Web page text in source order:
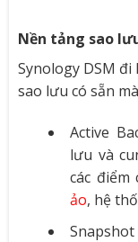
Nền tảng sao
Synology DSM
sao lưu có sẵn
Active
lưu và
các điểm
ảo, hệ